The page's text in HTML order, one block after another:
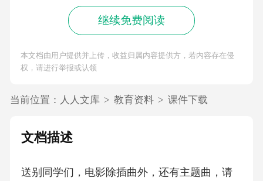
继续免费阅读
本文档由用户提供并上传，收益归属内容提供方，若内容存在侵
权，请进行举报或认领
当前位置： 人人文库 > 教育资料 > 课件下载
文档描述
送别同学们，电影除插曲外，还有主题曲，请